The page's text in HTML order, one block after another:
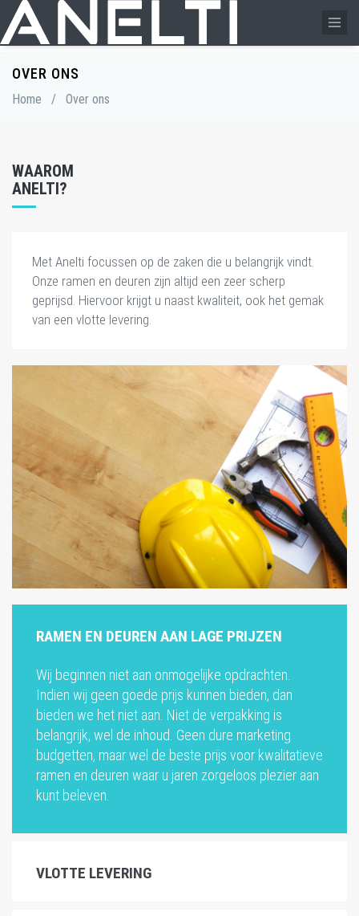
OVER ONS
Home / Over ons
WAAROM
ANELTI?
Met Anelti focussen op de zaken die u belangrijk vindt.
Onze ramen en deuren zijn altijd een zeer scherp
geprijsd. Hiervoor krijgt u naast kwaliteit, ook het gemak
van een vlotte levering.
RAMEN EN DEUREN AAN LAGE PRIJZEN
Wij beginnen niet aan onmogelijke opdrachten.
Indien wij geen goede prijs kunnen bieden, dan
bieden we het niet aan. Niet de verpakking is
belangrijk, wel de inhoud. Geen dure marketing
budgetten, maar wel de beste prijs voor kwalitatieve
ramen en deuren waar u jaren zorgeloos plezier aan
kunt beleven.
VLOTTE LEVERING